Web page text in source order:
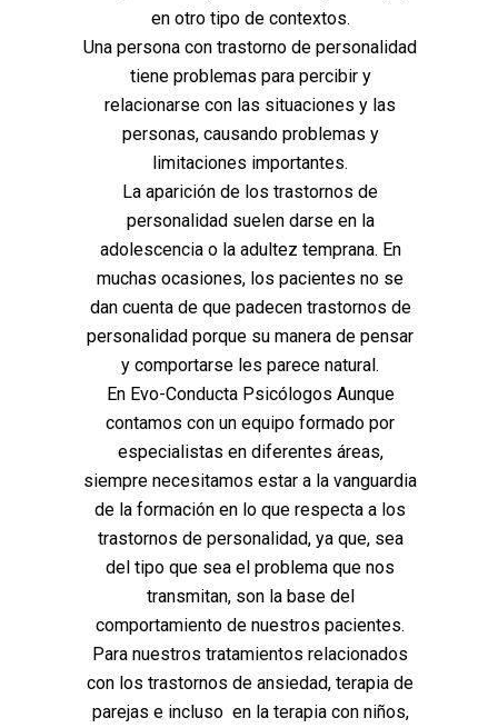
en otro tipo de contextos.
Una persona con trastorno de personalidad
tiene problemas para percibir y
relacionarse con las situaciones y las
personas, causando problemas y
limitaciones importantes.
La aparición de los trastornos de
personalidad suelen darse en la
adolescencia o la adultez temprana. En
muchas ocasiones, los pacientes no se
dan cuenta de que padecen trastornos de
personalidad porque su manera de pensar
y comportarse les parece natural.
En Evo-Conducta Psicólogos Aunque
contamos con un equipo formado por
especialistas en diferentes áreas,
siempre necesitamos estar a la vanguardia
de la formación en lo que respecta a los
trastornos de personalidad, ya que, sea
del tipo que sea el problema que nos
transmitan, son la base del
comportamiento de nuestros pacientes.
Para nuestros tratamientos relacionados
con los trastornos de ansiedad, terapia de
parejas e incluso en la terapia con niños,